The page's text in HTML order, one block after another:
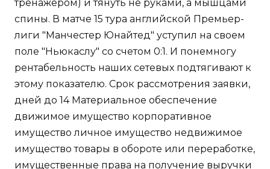
тренажером) и тянуть не руками, а мышцами
спины. В матче 15 тура английской Премьер-
лиги "Манчестер Юнайтед" уступил на своем
поле "Ньюкаслу" со счетом 0:1. И понемногу
рентабельность наших сетевых подтягивают к
этому показателю. Срок рассмотрения заявки,
дней до 14 Материальное обеспечение
движимое имущество корпоративное
имущество личное имущество недвижимое
имущество товары в обороте или переработке,
имущественные права на получение выручки